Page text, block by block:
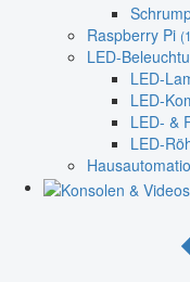
Raspberry Pi
LED-
LED-
LED-
LED- &
LED-